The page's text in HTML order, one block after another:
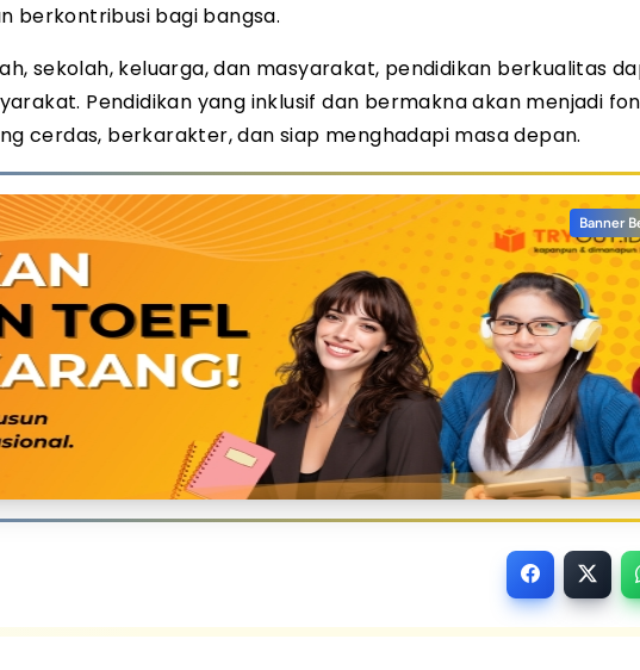
berkontribusi bagi bangsa.
sekolah, keluarga, dan masyarakat, pendidikan berkualitas
Pendidikan yang inklusif dan bermakna akan menjadi
cerdas, berkarakter, dan siap menghadapi masa depan.
Banner